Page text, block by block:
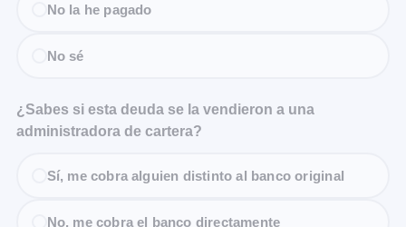
No la he pagado
No sé
¿Sabes si esta deuda se la vendieron a una
administradora de cartera?
Sí, me cobra alguien distinto al banco original
No, me cobra el banco directamente